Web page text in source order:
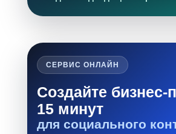
СЕРВИС ОНЛАЙН
Создайте бизнес-
15 минут
для социального